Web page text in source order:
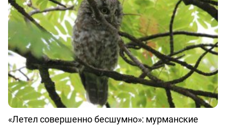
«Летел совершенно бесшумно»: мурманские